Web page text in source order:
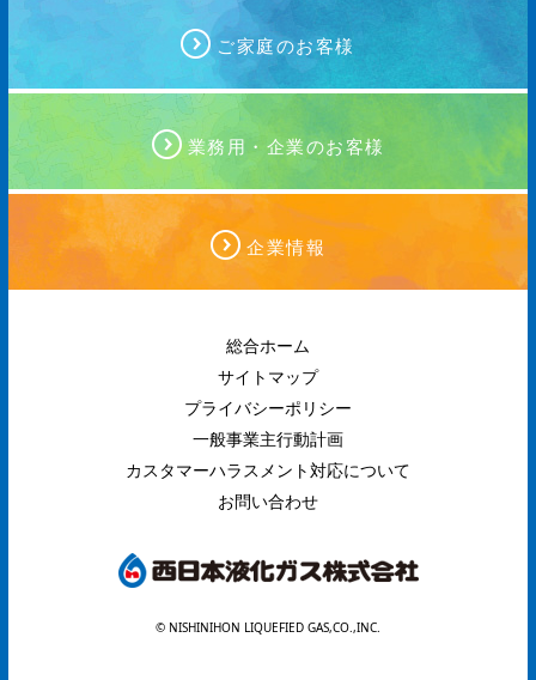
ご家庭のお客様
業務用・企業のお客様
企業情報
総合ホーム
サイトマップ
プライバシーポリシー
一般事業主行動計画
カスタマーハラスメント対応について
お問い合わせ
© NISHINIHON LIQUEFIED GAS,CO.,INC.